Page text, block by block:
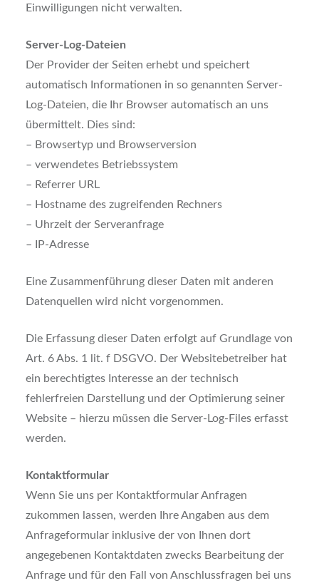
Einwilligungen nicht verwalten.
Server-Log-Dateien
Der Provider der Seiten erhebt und speichert
automatisch Informationen in so genannten Server-
Log-Dateien, die Ihr Browser automatisch an uns
übermittelt. Dies sind:
– Browsertyp und Browserversion
– verwendetes Betriebssystem
– Referrer URL
– Hostname des zugreifenden Rechners
– Uhrzeit der Serveranfrage
– IP-Adresse
Eine Zusammenführung dieser Daten mit anderen
Datenquellen wird nicht vorgenommen.
Die Erfassung dieser Daten erfolgt auf Grundlage von
Art. 6 Abs. 1 lit. f DSGVO. Der Websitebetreiber hat
ein berechtigtes Interesse an der technisch
fehlerfreien Darstellung und der Optimierung seiner
Website – hierzu müssen die Server-Log-Files erfasst
werden.
Kontaktformular
Wenn Sie uns per Kontaktformular Anfragen
zukommen lassen, werden Ihre Angaben aus dem
Anfrageformular inklusive der von Ihnen dort
angegebenen Kontaktdaten zwecks Bearbeitung der
Anfrage und für den Fall von Anschlussfragen bei uns